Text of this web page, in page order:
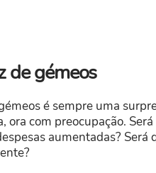
de gémeos
é sempre uma
ora com preocupação.
aumentadas?